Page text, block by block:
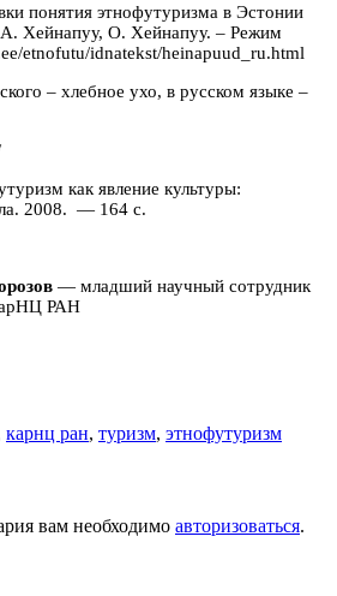
понятия этнофутуризма в Эстонии
Хейнапуу, О. Хейнапуу. – Режим
etnofutu/idnatekst/heinapuud_ru.html
– хлебное ухо, в русском языке –
как явление культуры:
2008. — 164 с.
— младший научный сотрудник
РАН
карнц ран, туризм, этнофутуризм
вам необходимо авторизоваться.